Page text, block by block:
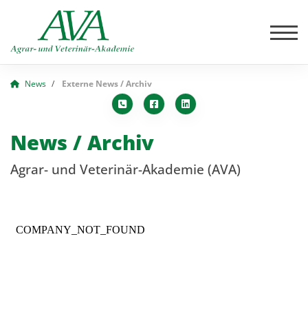
News Externe News / Archiv
News / Archiv
Agrar- und Veterinär-Akademie (AVA)